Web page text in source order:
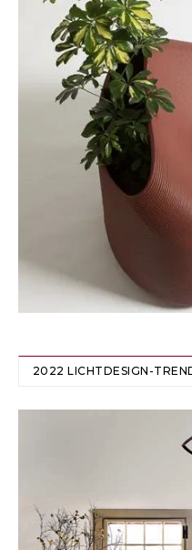
2022 LICHTDESIGN-